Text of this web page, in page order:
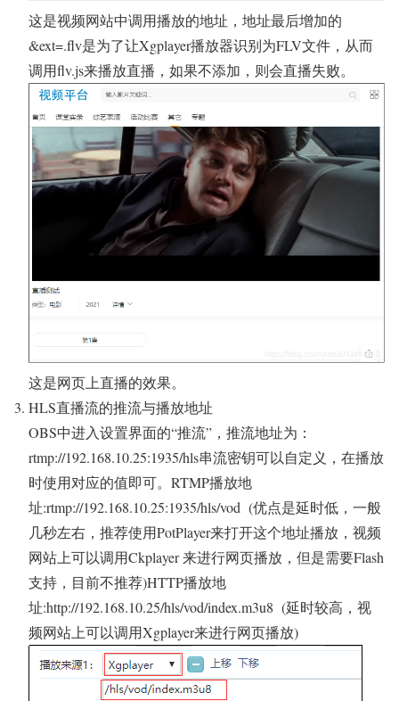
这是视频网站中调用播放的地址，地址最后增加的
&ext=.flv是为了让Xgplayer播放器识别为FLV文件，从而
调用flv.js来播放直播，如果不添加，则会直播失败。
这是网页上直播的效果。
HLS直播流的推流与播放地址
OBS中进入设置界面的“推流”，推流地址为：
rtmp://192.168.10.25:1935/hls串流密钥可以自定义，在播放
时使用对应的值即可。RTMP播放地
址:rtmp://192.168.10.25:1935/hls/vod (优点是延时低，一般
几秒左右，推荐使用PotPlayer来打开这个地址播放，视频
网站上可以调用Ckplayer 来进行网页播放，但是需要Flash
支持，目前不推荐)HTTP播放地
址:http://192.168.10.25/hls/vod/index.m3u8 (延时较高，视
频网站上可以调用Xgplayer来进行网页播放)